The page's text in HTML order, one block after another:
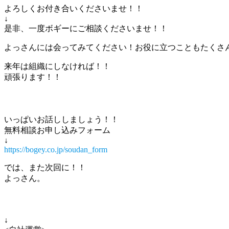
よろしくお付き合いくださいませ！！
↓
是非、一度ボギーにご相談くださいませ！！
よっさんには会ってみてください！お役に立つこともたくさ
来年は組織にしなければ！！
頑張ります！！
いっぱいお話ししましょう！！
無料相談お申し込みフォーム
↓
https://bogey.co.jp/soudan_form
では、また次回に！！
よっさん。
↓